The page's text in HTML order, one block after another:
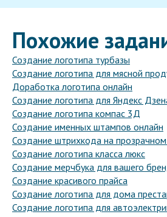
Похожие
Создание логотипа турбазы
Создание логотипа для мясной
Доработка логотипа онлайн
Создание логотипа для Яндекс
Создание логотипа компас 3Д
Создание именных штампов онлайн
Создание штрихкода на
Создание логотипа класса люкс
Создание мерчбука для вашего
Создание красивого прайса
Создание логотипа для дома
Создание логотипа для